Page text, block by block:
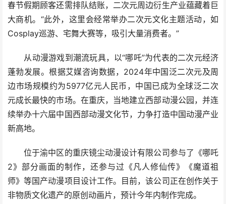
春节假期顾客还需排队结账，二次元周边衍生产业蕴藏着巨
大商机。“此外，这里会经常举办二次元文化主题活动，如
Cosplay巡游、宅舞大赛等，吸引大量消费者。”
从动漫游戏到潮流玩具，以“哪吒”为代表的二次元经济
蓬勃发展。根据艾媒咨询数据，2024年中国泛二次元及周
边市场规模约为5977亿元人民币，中国已成为全球泛二次
元成长最快的市场。在重庆，当地建立西部动漫公园，并连
续举办十六届中国西部动漫文化节，力争打造中国动漫产业
新高地。
位于渝中区的重庆镜尘动漫设计有限公司参与了《哪吒
2》部分画面的制作，还参与过《凡人修仙传》《魔道祖
师》等国产动漫项目设计工作。目前，该公司正在创作关于
非物质文化遗产的原创动画片，预计今年内制作完成。